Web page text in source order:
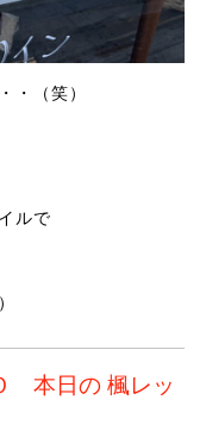
・（笑）
ルで
本日の 楓レッ